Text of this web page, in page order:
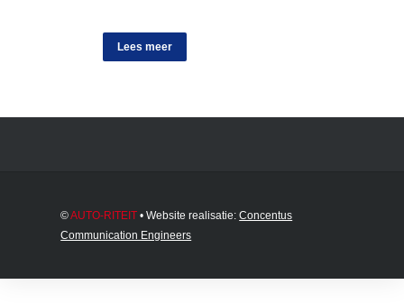
Lees meer
©AUTO-RITEIT • Website realisatie:Concentus
Communication Engineers